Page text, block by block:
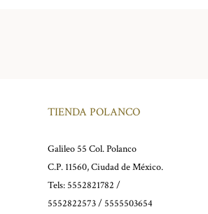
TIENDA POLANCO
Galileo 55 Col. Polanco
C.P. 11560, Ciudad de México.
Tels: 5552821782 /
5552822573 / 5555503654